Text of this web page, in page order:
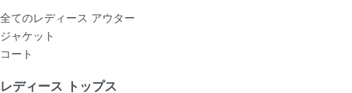
全てのレディース アウター
ジャケット
コート
レディース トップス